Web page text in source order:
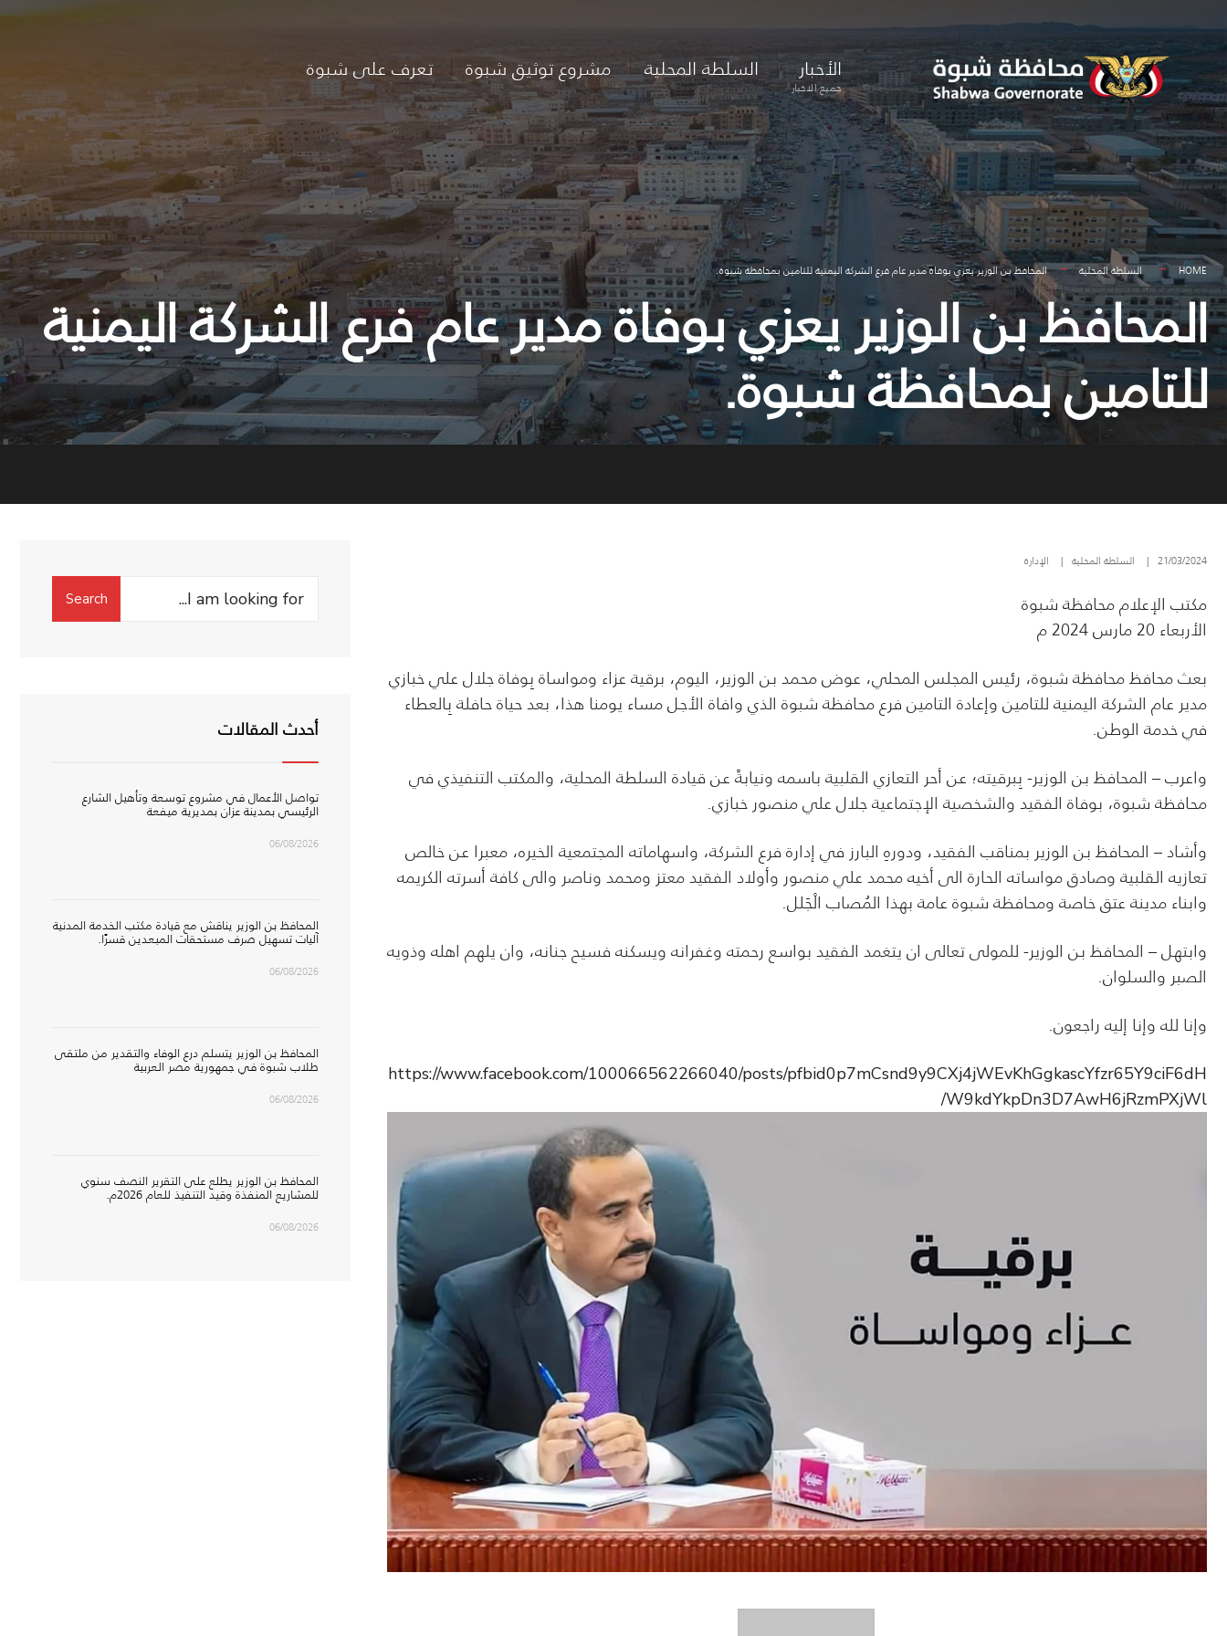
content
الأخبار
جميع الاخبار
السلطة المحلية مشروع توثيق شبوة تعرف على شبوة
HOME السلطة المحلية المحافظ بن الوزير يعزي بوفاة مدير عام فرع الشركة اليمنية للتامين بمحافظة شبوة.
المحافظ بن الوزير يعزي بوفاة مدير عام فرع الشركة اليمنية
للتامين بمحافظة شبوة.
21/03/2024
| السلطة المحلية | الإدارة
مكتب الإعلام محافظة شبوة
الأربعاء 20 مارس 2024 م
بعث محافظ محافظة شبوة، رئيس المجلس المحلي، عوض محمد بن الوزير، اليوم، برقية عزاء ومواساة بِوفاة جلال علي خبازي
مدير عام الشركة اليمنية للتامين وإعادة التامين فرع محافظة شبوة الذي وافاة الأجل مساء يومنا هذا، بعد حياة حافلة بِالعطاء
في خدمة الوطن.
واعرب – المحافظ بن الوزير- بِبرقيته؛ عن أحر التعازي القلبية باسمه ونيابةً عن قيادة السلطة المحلية، والمكتب التنفيذي في
محافظة شبوة، بوفاة الفقيد والشخصية الإجتماعية جلال علي منصور خبازي.
وأشاد – المحافظ بن الوزير بمناقب الفقيد، ودورهِ البارز في إدارة فرع الشركة، واسهاماته المجتمعية الخيره، معبرا عن خالص
تعازيه القلبية وصادق مواساته الحارة الى أخيه محمد علي منصور وأولاد الفقيد معتز ومحمد وناصر والى كافة أسرته الكريمه
وابناء مدينة عتق خاصة ومحافظة شبوة عامة بهذا المُصاب الْجَلل.
وابتهل – المحافظ بن الوزير- للمولى تعالى ان يتغمد الفقيد بواسع رحمته وغفرانه ويسكنه فسيح جنانه، وان يلهم اهله وذويه
الصبر والسلوان.
وإنا لله وإنا إليه راجعون.
https://www.facebook.com/100066562266040/posts/pfbid0p7mCsnd9y9CXj4jWEvKhGgkascYfzr65Y9ciF6dH
W9kdYkpDn3D7AwH6jRzmPXjWl/
Search
Search
أحدث المقالات
تواصل الأعمال في مشروع توسعة وتأهيل الشارع
الرئيسي بمدينة عزان بمديرية ميفعة
06/08/2026
المحافظ بن الوزير يناقش مع قيادة مكتب الخدمة المدنية
آليات تسهيل صرف مستحقات المبعدين قسرًا.
06/08/2026
المحافظ بن الوزير يتسلم درع الوفاء والتقدير من ملتقى
طلاب شبوة في جمهورية مصر العربية
06/08/2026
المحافظ بن الوزير يطلع على التقرير النصف سنوي
للمشاريع المنفذة وقيد التنفيذ للعام 2026م.
06/08/2026